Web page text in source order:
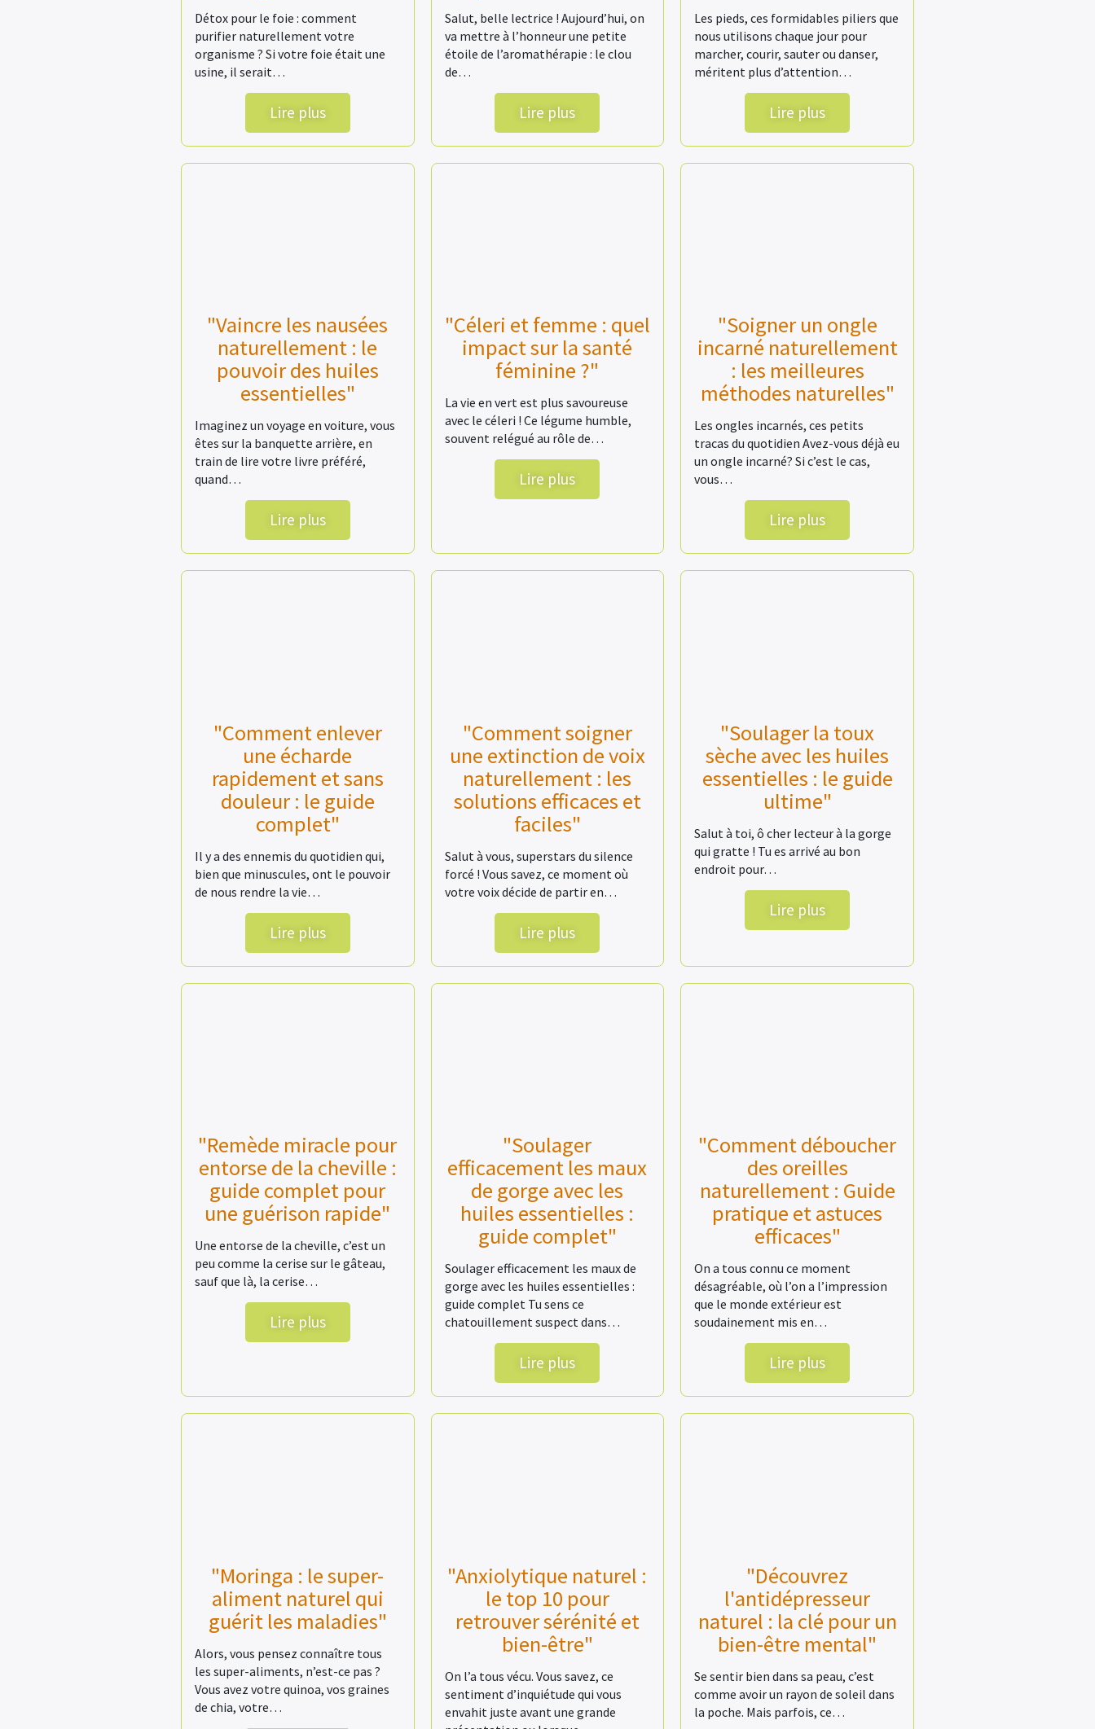
Détox pour le foie : comment
purifier naturellement votre
organisme ? Si votre foie était une
usine, il serait…
Lire plus
Salut, belle lectrice ! Aujourd’hui, on
va mettre à l’honneur une petite
étoile de l’aromathérapie : le clou
de…
Lire plus
Les pieds, ces formidables piliers que
nous utilisons chaque jour pour
marcher, courir, sauter ou danser,
méritent plus d’attention…
Lire plus
"Vaincre les nausées
naturellement : le
pouvoir des huiles
essentielles"
Imaginez un voyage en voiture, vous
êtes sur la banquette arrière, en
train de lire votre livre préféré,
quand…
Lire plus
"Céleri et femme : quel
impact sur la santé
féminine ?"
La vie en vert est plus savoureuse
avec le céleri ! Ce légume humble,
souvent relégué au rôle de…
Lire plus
"Soigner un ongle
incarné naturellement
: les meilleures
méthodes naturelles"
Les ongles incarnés, ces petits
tracas du quotidien Avez-vous déjà eu
un ongle incarné? Si c’est le cas,
vous…
Lire plus
"Comment enlever
une écharde
rapidement et sans
douleur : le guide
complet"
Il y a des ennemis du quotidien qui,
bien que minuscules, ont le pouvoir
de nous rendre la vie…
Lire plus
"Comment soigner
une extinction de voix
naturellement : les
solutions efficaces et
faciles"
Salut à vous, superstars du silence
forcé ! Vous savez, ce moment où
votre voix décide de partir en…
Lire plus
"Soulager la toux
sèche avec les huiles
essentielles : le guide
ultime"
Salut à toi, ô cher lecteur à la gorge
qui gratte ! Tu es arrivé au bon
endroit pour…
Lire plus
"Remède miracle pour
entorse de la cheville :
guide complet pour
une guérison rapide"
Une entorse de la cheville, c’est un
peu comme la cerise sur le gâteau,
sauf que là, la cerise…
Lire plus
"Soulager
efficacement les maux
de gorge avec les
huiles essentielles :
guide complet"
Soulager efficacement les maux de
gorge avec les huiles essentielles :
guide complet Tu sens ce
chatouillement suspect dans…
Lire plus
"Comment déboucher
des oreilles
naturellement : Guide
pratique et astuces
efficaces"
On a tous connu ce moment
désagréable, où l’on a l’impression
que le monde extérieur est
soudainement mis en…
Lire plus
"Moringa : le super-
aliment naturel qui
guérit les maladies"
Alors, vous pensez connaître tous
les super-aliments, n’est-ce pas ?
Vous avez votre quinoa, vos graines
de chia, votre…
"Anxiolytique naturel :
le top 10 pour
retrouver sérénité et
bien-être"
On l’a tous vécu. Vous savez, ce
sentiment d’inquiétude qui vous
envahit juste avant une grande
"Découvrez
l'antidépresseur
naturel : la clé pour un
bien-être mental"
Se sentir bien dans sa peau, c’est
comme avoir un rayon de soleil dans
la poche. Mais parfois, ce…